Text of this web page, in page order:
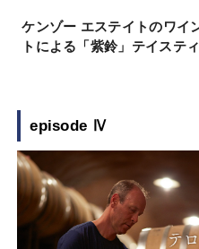
ケンゾー エステイトのワイ
トによる「紫鈴」テイステ
episode Ⅳ